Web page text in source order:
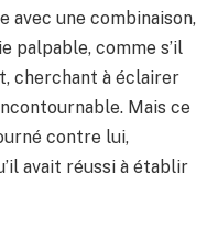
avec une combinaison,
palpable, comme s’il
cherchant à éclairer
Mais ce
contre lui,
avait réussi à établir